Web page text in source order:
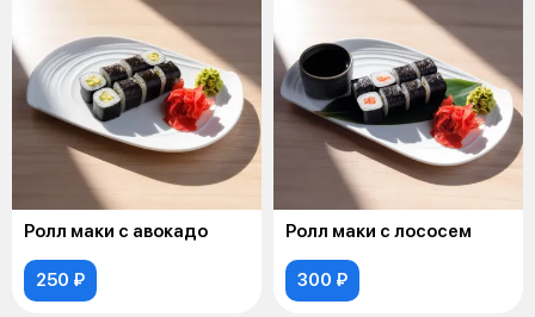
Ролл маки с авокадо
250 ₽
Ролл маки с лососем
300 ₽